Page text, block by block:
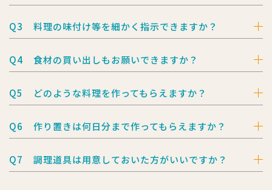
Q3 料理の味付け等を細かく指示できますか？
Q4 食材の買い出しもお願いできますか？
Q5 どのような料理を作ってもらえますか？
Q6 作り置きは何日分まで作ってもらえますか？
Q7 調理道具は用意しておいた方がいいですか？